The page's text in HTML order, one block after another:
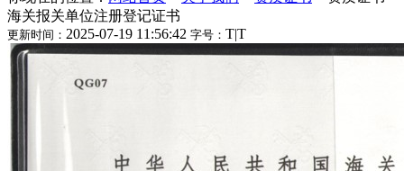
海关报关单位注册登记证书
更新时间： 2025-07-19 11:56:42 字号： T|T